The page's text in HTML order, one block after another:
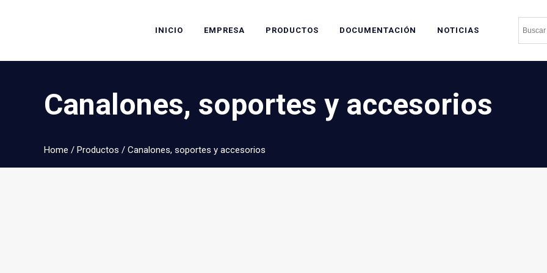
INICIO EMPRESA PRODUCTOS DOCUMENTACIÓN NOTICIAS
Canalones, soportes y accesorios
Home / Productos / Canalones, soportes y accesorios